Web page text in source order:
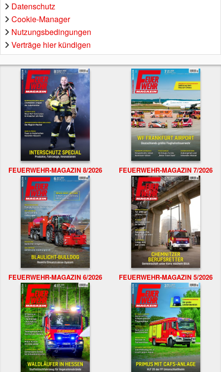
Datenschutz
Cookie-Manager
Nutzungsbedingungen
Verträge hier kündigen
FEUERWEHR-MAGAZIN 8/2026 FEUERWEHR-MAGAZIN 7/2026
FEUERWEHR-MAGAZIN 6/2026 FEUERWEHR-MAGAZIN 5/2026